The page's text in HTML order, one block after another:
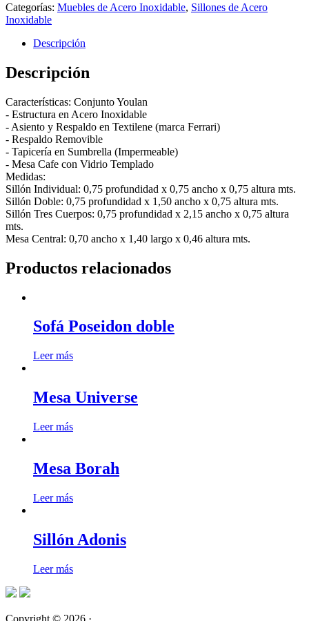
Categorías: Muebles de Acero Inoxidable, Sillones de Acero
Inoxidable
Descripción
Descripción
Características: Conjunto Youlan
- Estructura en Acero Inoxidable
- Asiento y Respaldo en Textilene (marca Ferrari)
- Respaldo Removible
- Tapicería en Sumbrella (Impermeable)
- Mesa Cafe con Vidrio Templado
Medidas:
Sillón Individual: 0,75 profundidad x 0,75 ancho x 0,75 altura mts.
Sillón Doble: 0,75 profundidad x 1,50 ancho x 0,75 altura mts.
Sillón Tres Cuerpos: 0,75 profundidad x 2,15 ancho x 0,75 altura
mts.
Mesa Central: 0,70 ancho x 1,40 largo x 0,46 altura mts.
Productos relacionados
Sofá Poseidon doble
Leer más
Mesa Universe
Leer más
Mesa Borah
Leer más
Sillón Adonis
Leer más
Copyright © 2026 ·